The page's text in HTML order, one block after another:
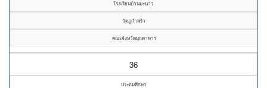
โรงเรียนบ้านมะนาว
วัดภูกำพร้า
คณะจังหวัดมุกดาหาร
36
ประถมศึกษา